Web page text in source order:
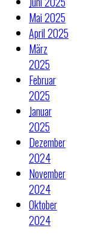
Mai 2025
April 2025
März
2025
Februar
2025
Januar
2025
Dezember
2024
November
2024
Oktober
2024